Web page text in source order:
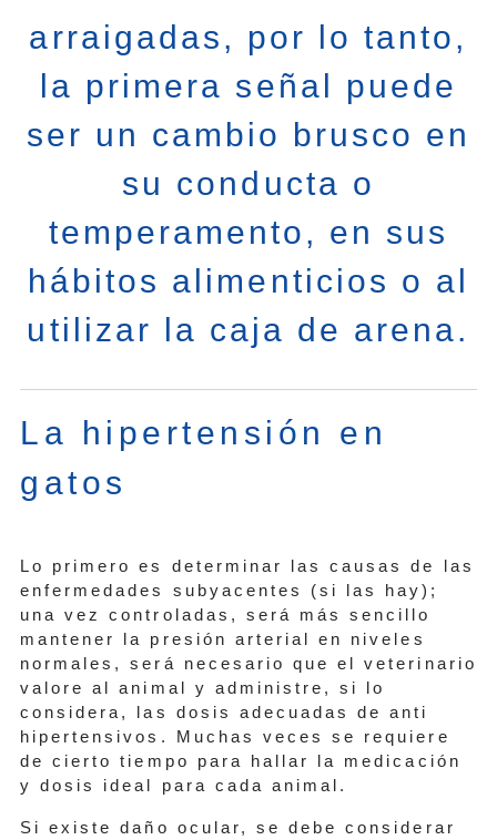
arraigadas, por lo tanto,
la primera señal puede
ser un cambio brusco en
su conducta o
temperamento, en sus
hábitos alimenticios o al
utilizar la caja de arena.
La hipertensión en
gatos
Lo primero es determinar las causas de las
enfermedades subyacentes (si las hay);
una vez controladas, será más sencillo
mantener la presión arterial en niveles
normales, será necesario que el veterinario
valore al animal y administre, si lo
considera, las dosis adecuadas de anti
hipertensivos. Muchas veces se requiere
de cierto tiempo para hallar la medicación
y dosis ideal para cada animal.
Si existe daño ocular, se debe considerar